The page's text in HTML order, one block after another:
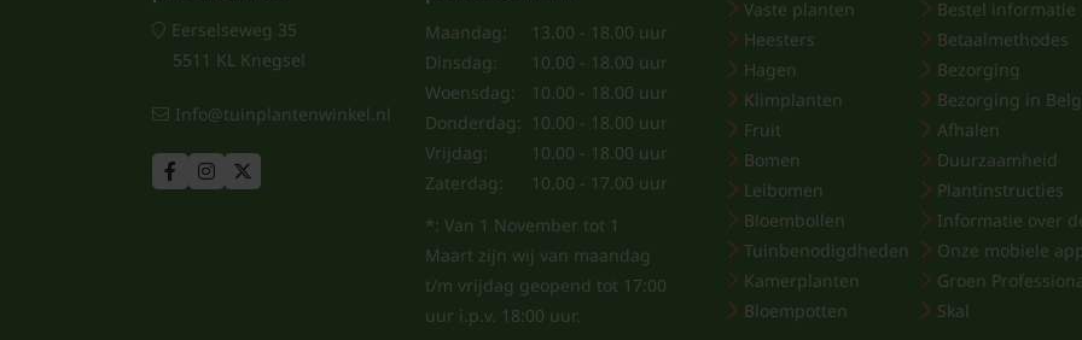
Eerselseweg 35
5511 KL Knegsel
Info@tuinplantenwinkel.nl
Maandag:
13.00 - 18.00 uur
Dinsdag:
10.00 - 18.00 uur
Woensdag:
10.00 - 18.00 uur
Donderdag: 10.00 - 18.00 uur
Vrijdag:
10.00 - 18.00 uur
Zaterdag:
10.00 - 17.00 uur
*: Van 1 November tot 1
Maart zijn wij van maandag
t/m vrijdag geopend tot 17:00
uur i.p.v. 18:00 uur.
Vaste planten
Heesters
Hagen
Klimplanten
Fruit
Bomen
Leibomen
Bloembollen
Tuinbenodigdheden
Kamerplanten
Bloempotten
Bestel informatie
Betaalmethodes
Bezorging
Bezorging in
Afhalen
Duurzaamheid
Plantinstructies
Informatie over
Onze mobiele
Groen
Skal